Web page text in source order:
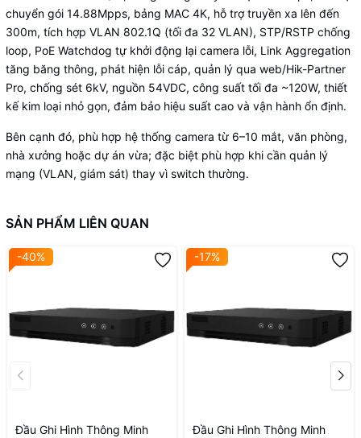
chuyển gói 14.88Mpps, bảng MAC 4K, hỗ trợ truyền xa lên đến
300m, tích hợp VLAN 802.1Q (tối đa 32 VLAN), STP/RSTP chống
loop, PoE Watchdog tự khởi động lại camera lỗi, Link Aggregation
tăng băng thông, phát hiện lỗi cáp, quản lý qua web/Hik-Partner
Pro, chống sét 6kV, nguồn 54VDC, công suất tối đa ~120W, thiết
kế kim loại nhỏ gọn, đảm bảo hiệu suất cao và vận hành ổn định.
Bên cạnh đó, phù hợp hệ thống camera từ 6–10 mắt, văn phòng,
nhà xưởng hoặc dự án vừa; đặc biệt phù hợp khi cần quản lý
mạng (VLAN, giám sát) thay vì switch thường.
SẢN PHẨM LIÊN QUAN
-40%
Đầu Ghi Hình Thông Minh
-17%
Đầu Ghi Hình Thông Minh